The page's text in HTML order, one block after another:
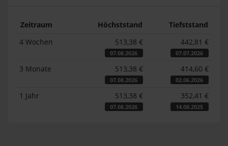
Zeitraum Höchststand
Tiefststand
4 Wochen
513,38 €
07.08.2026
442,81 €
07.07.2026
3 Monate 513,38 €
07.08.2026
414,60 €
02.06.2026
1 Jahr 513,38 €
07.08.2026
352,41 €
14.08.2025